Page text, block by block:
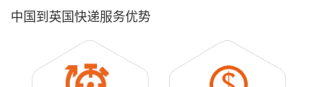
中国到英国快递服务优势